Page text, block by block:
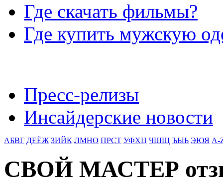
Где скачать фильмы?
Где купить мужскую
Пресс-релизы
Инсайдерские новости
АБВГ ДЕЁЖ ЗИЙК ЛМНО ПРСТ УФХЦ ЧШЩ ЪЫЬ ЭЮЯ A-
СВОЙ МАСТЕР